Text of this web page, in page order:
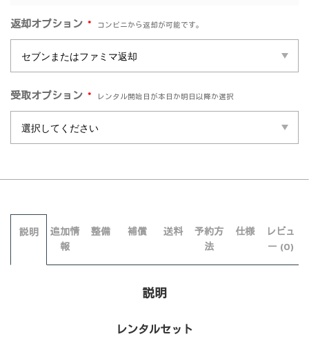
返却オプション * コンビニから返却が可能です。
受取オプション * レンタル開始日が本日か明日以降か選択
説明
追加情
報
整備 補償 送料
予約方
法
仕様
レビュ
ー (0)
説明
レンタルセット